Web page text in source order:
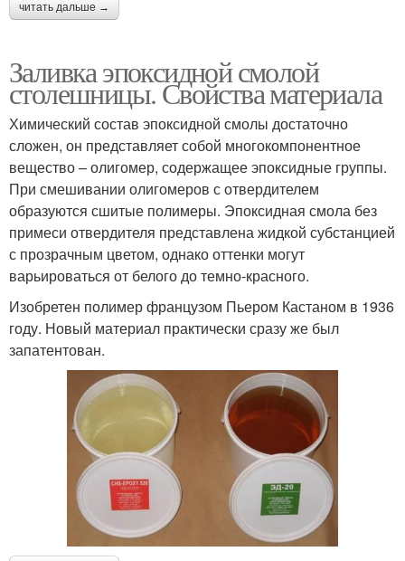
читать дальше →
Заливка эпоксидной смолой
столешницы. Свойства материала
Химический состав эпоксидной смолы достаточно
сложен, он представляет собой многокомпонентное
вещество – олигомер, содержащее эпоксидные группы.
При смешивании олигомеров с отвердителем
образуются сшитые полимеры. Эпоксидная смола без
примеси отвердителя представлена жидкой субстанцией
с прозрачным цветом, однако оттенки могут
варьироваться от белого до темно-красного.
Изобретен полимер французом Пьером Кастаном в 1936
году. Новый материал практически сразу же был
запатентован.